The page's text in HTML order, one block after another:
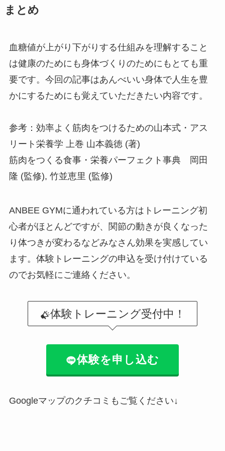
まとめ
血糖値が上がり下がりする仕組みを理解すること
は健康のためにも身体づくりのためにもとても重
要です。今回の記事はあんべいい身体で人生を豊
かにするためにも覚えていただきたい内容です。
参考：効率よく筋肉をつけるための山本式・アス
リート栄養学 上巻 山本義徳 (著)
筋肉をつくる食事・栄養パーフェクト事典 岡田
隆 (監修), 竹並恵里 (監修)
ANBEE GYMに通われている方はトレーニング初
心者がほとんどですが、関節の動きが良くなった
り体つきが変わるなどみなさん効果を実感してい
ます。体験トレーニングの申込を受け付けている
のでお気軽にご連絡ください。
体験トレーニング受付中！
体験を申し込む
Googleマップのクチコミもご覧ください↓